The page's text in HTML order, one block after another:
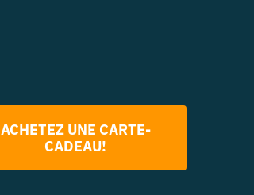
ACHETEZ UNE CARTE-
CADEAU!